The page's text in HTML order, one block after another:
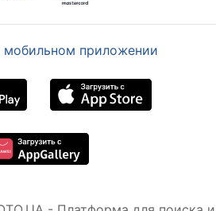
мобильном приложении